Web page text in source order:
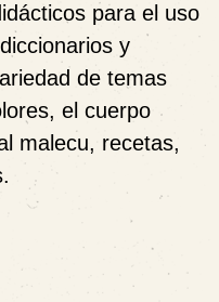
para el uso
y
de temas
el cuerpo
malecu, recetas,